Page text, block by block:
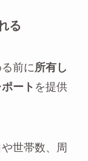
る
前に 所有し
ート を提供
世帯数、周